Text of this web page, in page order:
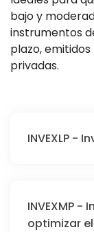
bajo y
instrumentos
plazo,
privadas.
INVEXLP -
INVEXMP -
optimizar